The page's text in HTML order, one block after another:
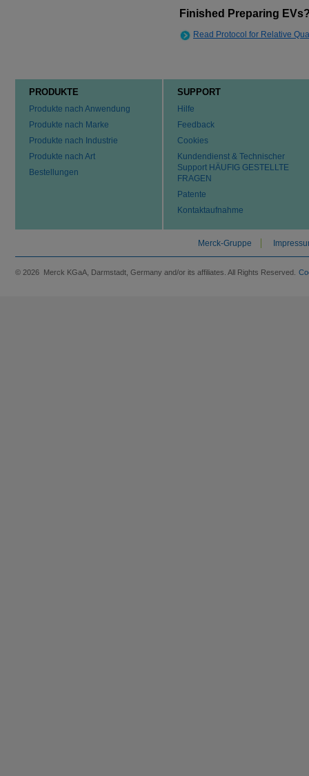
Finished Preparing
Read Protocol for Relative
PRODUKTE
Produkte nach Anwendung
Produkte nach Marke
Produkte nach Industrie
Produkte nach Art
Bestellungen
SUPPORT
Hilfe
Feedback
Cookies
Kundendienst & Technischer
Support HÄUFIG GESTELLTE
FRAGEN
Patente
Kontaktaufnahme
Merck-Gruppe
© 2026 Merck KGaA, Darmstadt, Germany and/or its affiliates. All Rights Reserved.